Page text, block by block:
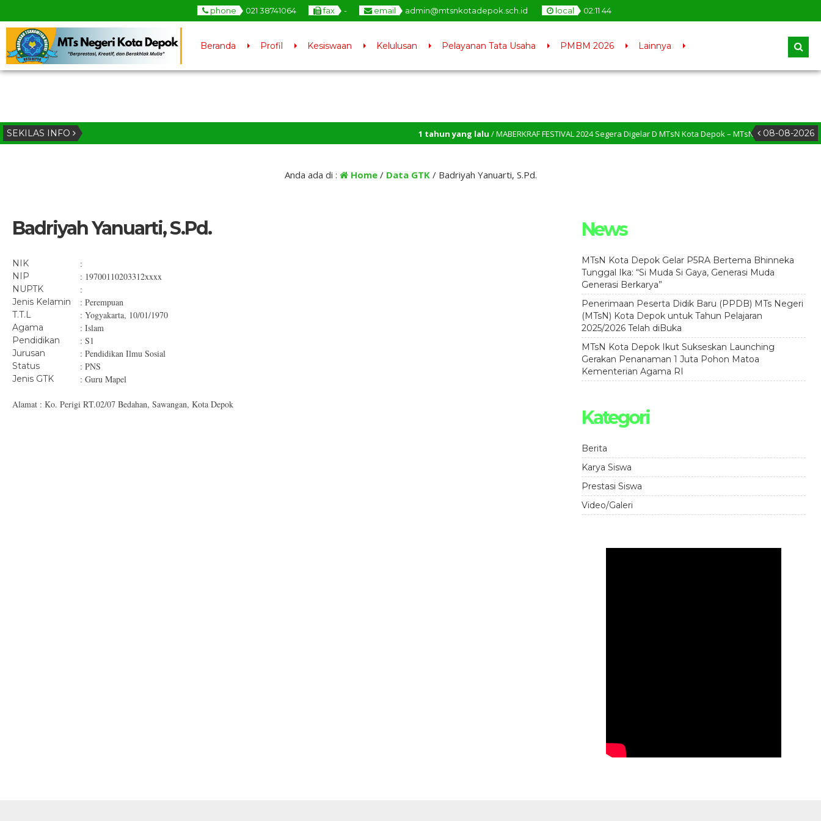
phone 021 38741064 fax - email admin@mtsnkotadepok.sch.id local 02:11 45
Beranda Profil Kesiswaan Kelulusan Pelayanan Tata Usaha PMBM 2026 Lainnya
SEKILAS INFO 08-08-2026
1 tahun yang lalu/ MABERKRAF FESTIVAL 2024 Segera Digelar D MTsN Kota Depok – MTsN Menjadi Pilot
Anda ada di : Home/ Data GTK/ Badriyah Yanuarti, S.Pd.
Badriyah Yanuarti, S.Pd.
NIK :
NIP : 19700110203312xxxx
NUPTK :
Jenis Kelamin : Perempuan
T.T.L : Yogyakarta, 10/01/1970
Agama : Islam
Pendidikan : S1
Jurusan : Pendidikan Ilmu Sosial
Status : PNS
Jenis GTK : Guru Mapel
Alamat : Ko. Perigi RT.02/07 Bedahan, Sawangan, Kota Depok
News
MTsN Kota Depok Gelar P5RA Bertema Bhinneka
Tunggal Ika: “Si Muda Si Gaya, Generasi Muda
Generasi Berkarya”
Penerimaan Peserta Didik Baru (PPDB) MTs Negeri
(MTsN) Kota Depok untuk Tahun Pelajaran
2025/2026 Telah diBuka
MTsN Kota Depok Ikut Sukseskan Launching
Gerakan Penanaman 1 Juta Pohon Matoa
Kementerian Agama RI
Kategori
Berita
Karya Siswa
Prestasi Siswa
Video/Galeri